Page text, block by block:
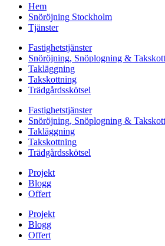
Hem
Snöröjning Stockholm
Tjänster
Fastighetstjänster
Snöröjning, Snöplogning &
Takläggning
Takskottning
Trädgårdsskötsel
Fastighetstjänster
Snöröjning, Snöplogning &
Takläggning
Takskottning
Trädgårdsskötsel
Projekt
Blogg
Offert
Projekt
Blogg
Offert